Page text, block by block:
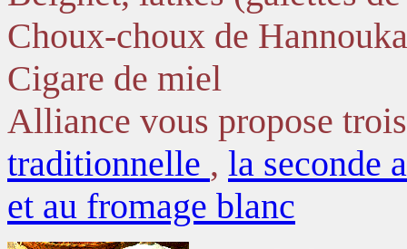
Choux-choux de Hannouka
Cigare de miel
Alliance vous propose
traditionnelle , la seconde
et au fromage blanc